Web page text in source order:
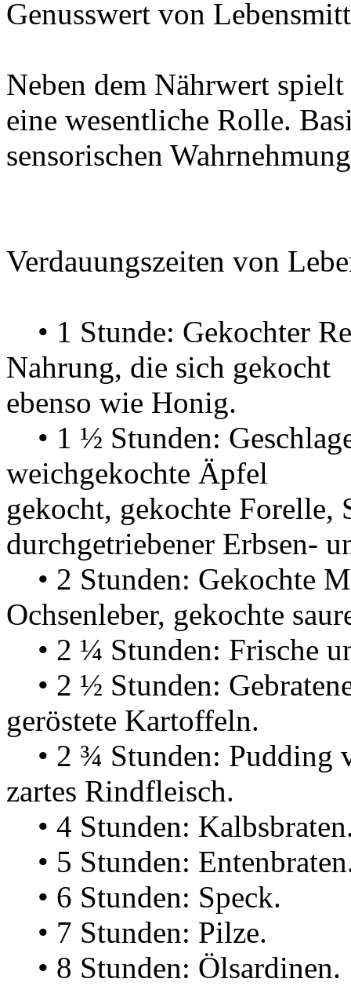
Genusswert von
Neben dem Nährwert
eine wesentliche Rolle.
sensorischen
Verdauungszeiten von
• 1 Stunde: Gekochter
Nahrung, die sich
ebenso wie Honig.
• 1 ½ Stunden:
weichgekochte Äpfel
gekocht, gekochte
durchgetriebener Erbsen-
• 2 Stunden: Gekochte
Ochsenleber, gekochte
• 2 ¼ Stunden: Frische
• 2 ½ Stunden:
geröstete Kartoffeln.
• 2 ¾ Stunden: Pudding
zartes Rindfleisch.
• 4 Stunden:
• 5 Stunden:
• 6 Stunden: Speck.
• 7 Stunden: Pilze.
• 8 Stunden: Ölsardinen.